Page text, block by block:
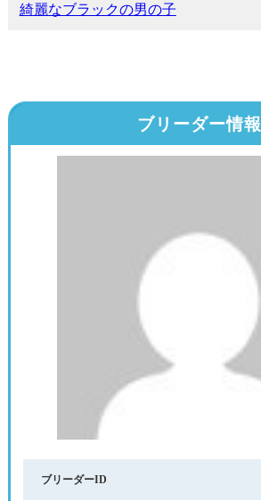
綺麗なブラックの男の子
ブリーダー情報
ブリーダーID